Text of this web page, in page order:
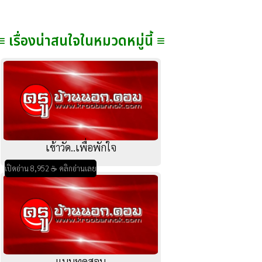
เรื่องน่าสนใจในหมวดหมู่นี้ ≡
เข้าวัด..เพื่อพักใจ
เปิดอ่าน 8,952 ☕ คลิกอ่านเลย